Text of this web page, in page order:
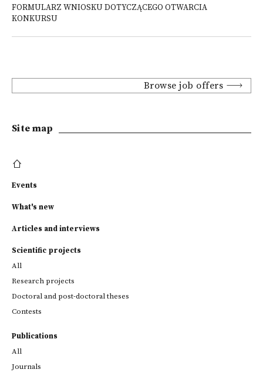
FORMULARZ WNIOSKU DOTYCZĄCEGO OTWARCIA
KONKURSU
Browse job offers
Site map
Events
What's new
Articles and interviews
Scientific projects
All
Research projects
Doctoral and post-doctoral theses
Contests
Publications
All
Journals